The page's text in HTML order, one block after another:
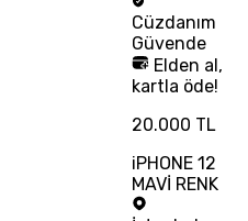
Cüzdanım
Güvende
Elden al,
kartla öde!
20.000 TL
iPHONE 12
MAVİ RENK